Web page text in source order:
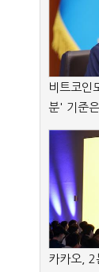
비트코인
분' 기준은
카카오, 2